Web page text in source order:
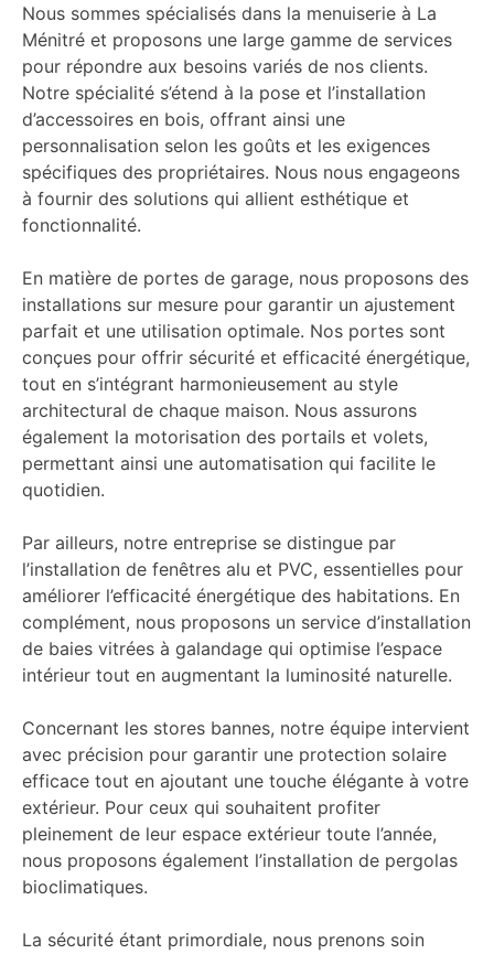
Nous sommes spécialisés dans la menuiserie à La
Ménitré et proposons une large gamme de services
pour répondre aux besoins variés de nos clients.
Notre spécialité s’étend à la pose et l’installation
d’accessoires en bois, offrant ainsi une
personnalisation selon les goûts et les exigences
spécifiques des propriétaires. Nous nous engageons
à fournir des solutions qui allient esthétique et
fonctionnalité.
En matière de portes de garage, nous proposons des
installations sur mesure pour garantir un ajustement
parfait et une utilisation optimale. Nos portes sont
conçues pour offrir sécurité et efficacité énergétique,
tout en s’intégrant harmonieusement au style
architectural de chaque maison. Nous assurons
également la motorisation des portails et volets,
permettant ainsi une automatisation qui facilite le
quotidien.
Par ailleurs, notre entreprise se distingue par
l’installation de fenêtres alu et PVC, essentielles pour
améliorer l’efficacité énergétique des habitations. En
complément, nous proposons un service d’installation
de baies vitrées à galandage qui optimise l’espace
intérieur tout en augmentant la luminosité naturelle.
Concernant les stores bannes, notre équipe intervient
avec précision pour garantir une protection solaire
efficace tout en ajoutant une touche élégante à votre
extérieur. Pour ceux qui souhaitent profiter
pleinement de leur espace extérieur toute l’année,
nous proposons également l’installation de pergolas
bioclimatiques.
La sécurité étant primordiale, nous prenons soin